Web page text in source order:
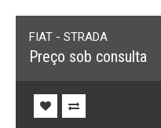
FIAT - STRADA
Preço sob consulta